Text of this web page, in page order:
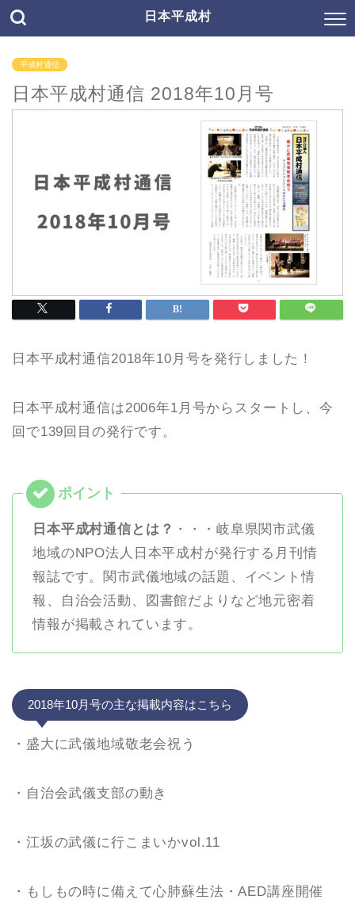
日本平成村
平成村通信
日本平成村通信 2018年10月号
日本平成村通信2018年10月号を発行しました！
日本平成村通信は2006年1月号からスタートし、今
回で139回目の発行です。
日本平成村通信とは？ ・・・岐阜県関市武儀
地域のNPO法人日本平成村が発行する月刊情
報誌です。関市武儀地域の話題、イベント情
報、自治会活動、図書館だよりなど地元密着
情報が掲載されています。
2018年10月号の主な掲載内容はこちら
・盛大に武儀地域敬老会祝う
・自治会武儀支部の動き
・江坂の武儀に行こまいかvol.11
・もしもの時に備えて心肺蘇生法・AED講座開催